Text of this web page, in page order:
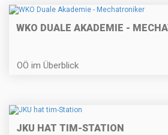
WKO DUALE AKADEMIE -
OÖ im Überblick
JKU HAT TIM-STATION